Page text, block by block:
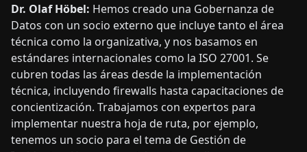
Dr. Olaf Höbel: Hemos creado una Gobernanza de
Datos con un socio externo que incluye tanto el área
técnica como la organizativa, y nos basamos en
estándares internacionales como la ISO 27001. Se
cubren todas las áreas desde la implementación
técnica, incluyendo firewalls hasta capacitaciones de
concientización. Trabajamos con expertos para
implementar nuestra hoja de ruta, por ejemplo,
tenemos un socio para el tema de Gestión de